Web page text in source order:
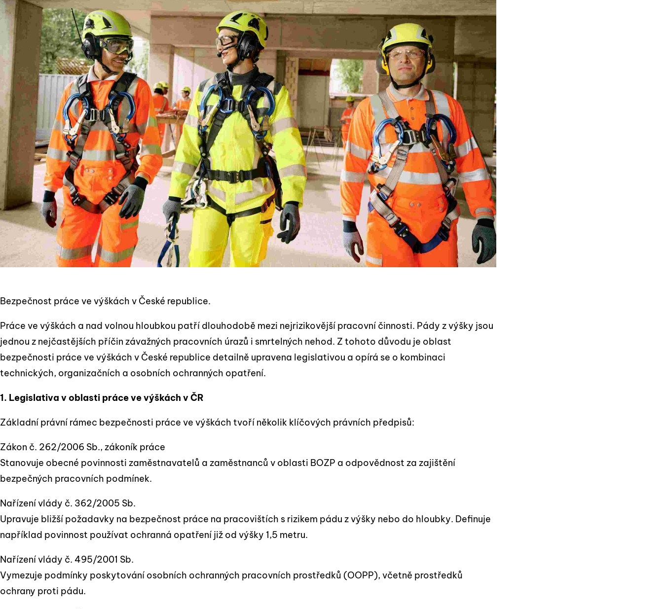
Bezpečnost práce ve výškách v České republice.
Práce ve výškách a nad volnou hloubkou patří dlouhodobě mezi nejrizikovější pracovní činnosti. Pády z výšky jsou
jednou z nejčastějších příčin závažných pracovních úrazů i smrtelných nehod. Z tohoto důvodu je oblast
bezpečnosti práce ve výškách v České republice detailně upravena legislativou a opírá se o kombinaci
technických, organizačních a osobních ochranných opatření.
1. Legislativa v oblasti práce ve výškách v ČR
Základní právní rámec bezpečnosti práce ve výškách tvoří několik klíčových právních předpisů:
Zákon č. 262/2006 Sb., zákoník práce
Stanovuje obecné povinnosti zaměstnavatelů a zaměstnanců v oblasti BOZP a odpovědnost za zajištění
bezpečných pracovních podmínek.
Nařízení vlády č. 362/2005 Sb.
Upravuje bližší požadavky na bezpečnost práce na pracovištích s rizikem pádu z výšky nebo do hloubky. Definuje
například povinnost používat ochranná opatření již od výšky 1,5 metru.
Nařízení vlády č. 495/2001 Sb.
Vymezuje podmínky poskytování osobních ochranných pracovních prostředků (OOPP), včetně prostředků
ochrany proti pádu.